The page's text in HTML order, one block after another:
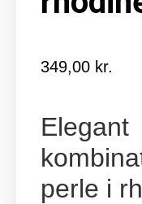
349,00 kr.
Elegant
perle i